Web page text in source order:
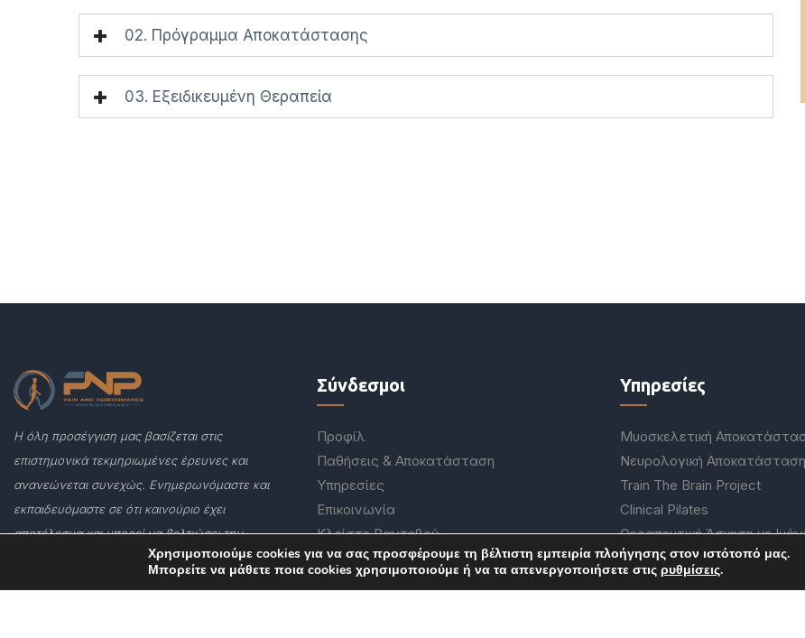
02. Πρόγραμμα Αποκατάστασης
03. Εξειδικευμένη Θεραπεία
Η όλη προσέγγιση μας βασίζεται στις
επιστημονικά τεκμηριωμένες έρευνες και
ανανεώνεται συνεχώς. Ενημερωνόμαστε και
εκπαιδευόμαστε σε ότι καινούριο έχει
αποτέλεσμα και μπορεί να βελτιώσει την
ποιότητα της θεραπείας μας
Σύνδεσμοι
Προφίλ
Παθήσεις & Αποκατάσταση
Υπηρεσίες
Επικοινωνία
Κλείστε Ραντεβού
Υπηρεσίες
Μυοσκελετική
Νευρολογική Αποκατάσταση
Train The Brain Project
Clinical Pilates
Θεραπευτική Άσκηση με
Online Φυσιοθεραπεία &
Κατ’ οίκον Υπηρεσίες
Χρησιμοποιούμε cookies για να σας προσφέρουμε τη βέλτιστη εμπειρία πλοήγησης στον ιστότοπό μας.
Μπορείτε να μάθετε ποια cookies χρησιμοποιούμε ή να τα απενεργοποιήσετε στις ρυθμίσεις.